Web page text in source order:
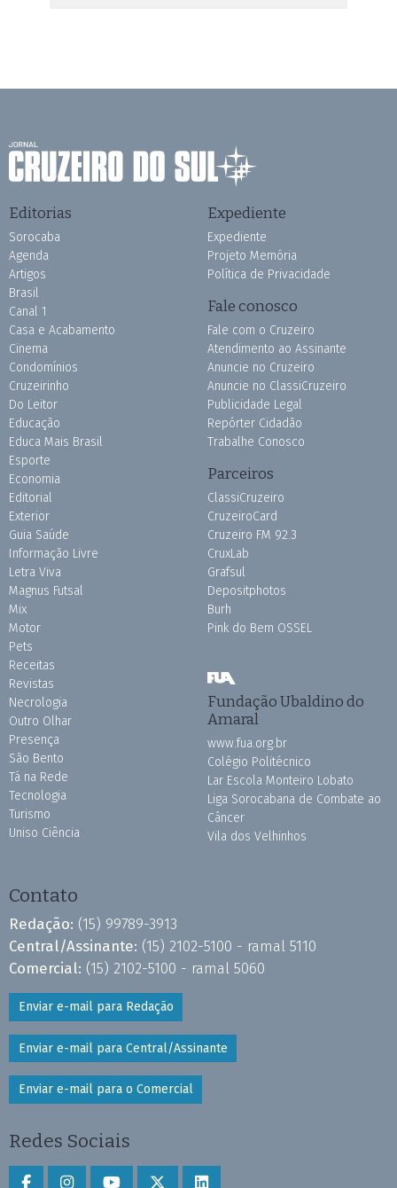
Editorias
Sorocaba
Agenda
Artigos
Brasil
Canal 1
Casa e Acabamento
Cinema
Condomínios
Cruzeirinho
Do Leitor
Educação
Educa Mais Brasil
Esporte
Economia
Editorial
Exterior
Guia Saúde
Informação Livre
Letra Viva
Magnus Futsal
Mix
Motor
Pets
Receitas
Revistas
Necrologia
Outro Olhar
Presença
São Bento
Tá na Rede
Tecnologia
Turismo
Uniso Ciência
Expediente
Expediente
Projeto Memória
Política de Privacidade
Fale conosco
Fale com o Cruzeiro
Atendimento ao Assinante
Anuncie no Cruzeiro
Anuncie no ClassiCruzeiro
Publicidade Legal
Repórter Cidadão
Trabalhe Conosco
Parceiros
ClassiCruzeiro
CruzeiroCard
Cruzeiro FM 92.3
CruxLab
Grafsul
Depositphotos
Burh
Pink do Bem OSSEL
Fundação Ubaldino do
Amaral
www.fua.org.br
Colégio Politécnico
Lar Escola Monteiro Lobato
Liga Sorocabana de Combate ao
Câncer
Vila dos Velhinhos
Contato
Redação: (15) 99789-3913
Central/Assinante: (15) 2102-5100 - ramal 5110
Comercial: (15) 2102-5100 - ramal 5060
Enviar e-mail para Redação
Enviar e-mail para Central/Assinante
Enviar e-mail para o Comercial
Redes Sociais